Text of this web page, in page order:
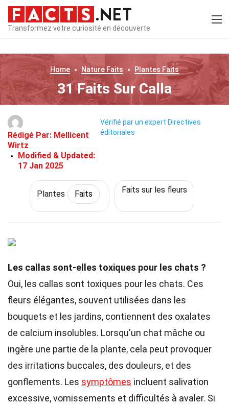
Transformez votre curiosité en découverte
Home Nature Faits Plantes Faits
31 Faits Sur Calla
Rédigé Par: Mellicent
Wirtz
Modified & Updated:
17 Jan 2025
Vérifié par un expert Directives
éditoriales
Plantes Faits Faits sur les fleurs
Les callas sont-elles toxiques pour les chats ?
Oui, les callas sont toxiques pour les chats. Ces
fleurs élégantes, souvent utilisées dans les
bouquets et les jardins, contiennent des oxalates
de calcium insolubles. Lorsqu'un chat mâche ou
ingère une partie de la plante, cela peut provoquer
des irritations buccales, des douleurs, et des
gonflements. Les symptômes incluent salivation
excessive, vomissements et difficultés à avaler. Si